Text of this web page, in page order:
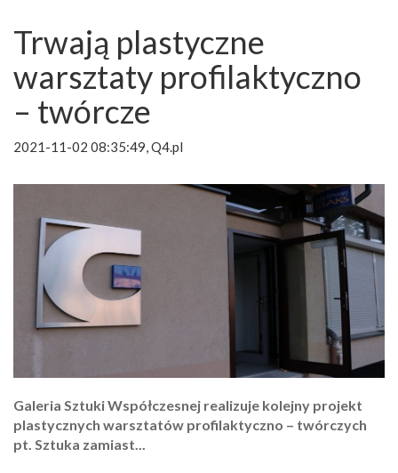
Trwają plastyczne
warsztaty profilaktyczno
– twórcze
2021-11-02 08:35:49, Q4.pl
Galeria Sztuki Współczesnej realizuje kolejny projekt
plastycznych warsztatów profilaktyczno – twórczych
pt. Sztuka zamiast...